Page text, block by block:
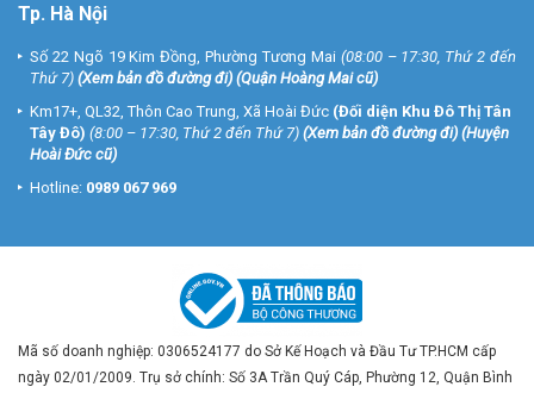
Tp. Hà Nội
Số 22 Ngõ 19 Kim Đồng, Phường Tương Mai (08:00 – 17:30, Thứ 2 đến
Thứ 7) (Xem bản đồ đường đi) (Quận Hoàng Mai cũ)
Km17+, QL32, Thôn Cao Trung, Xã Hoài Đức (Đối diện Khu Đô Thị Tân
Tây Đô) (8:00 – 17:30, Thứ 2 đến Thứ 7) (Xem bản đồ đường đi) (Huyện
Hoài Đức cũ)
Hotline: 0989 067 969
Mã số doanh nghiệp: 0306524177 do Sở Kế Hoạch và Đầu Tư TP.HCM cấp
ngày 02/01/2009. Trụ sở chính: Số 3A Trần Quý Cáp, Phường 12, Quận Bình